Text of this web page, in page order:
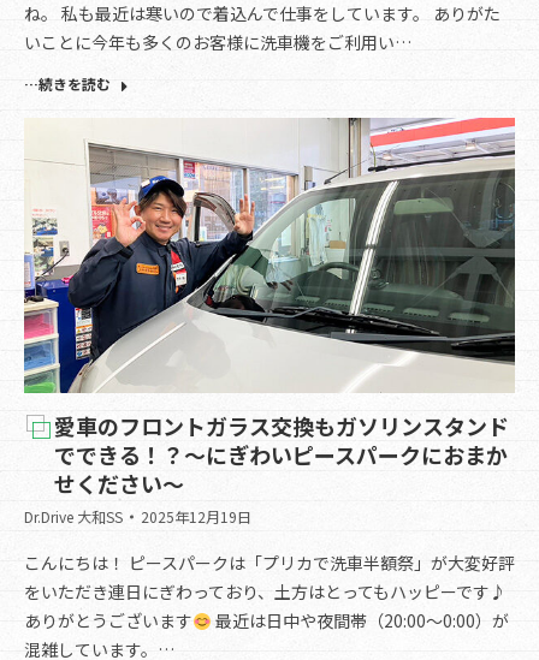
ね。 私も最近は寒いので着込んで仕事をしています。 ありがた
いことに今年も多くのお客様に洗車機をご利用い…
…続きを読む
愛車のフロントガラス交換もガソリンスタンド
でできる！？～にぎわいピースパークにおまか
せください～
Dr.Drive 大和SS 2025年12月19日
こんにちは！ ピースパークは「プリカで洗車半額祭」が大変好評
をいただき連日にぎわっており、土方はとってもハッピーです♪
ありがとうございます
最近は日中や夜間帯（20:00～0:00）が
混雑しています。…